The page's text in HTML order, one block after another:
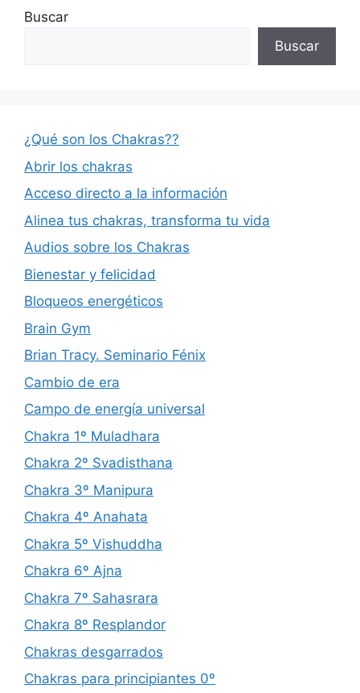
Buscar
Buscar
¿Qué son los Chakras??
Abrir los chakras
Acceso directo a la información
Alinea tus chakras, transforma tu vida
Audios sobre los Chakras
Bienestar y felicidad
Bloqueos energéticos
Brain Gym
Brian Tracy. Seminario Fénix
Cambio de era
Campo de energía universal
Chakra 1º Muladhara
Chakra 2º Svadisthana
Chakra 3º Manipura
Chakra 4º Anahata
Chakra 5º Vishuddha
Chakra 6º Ajna
Chakra 7º Sahasrara
Chakra 8º Resplandor
Chakras desgarrados
Chakras para principiantes 0º